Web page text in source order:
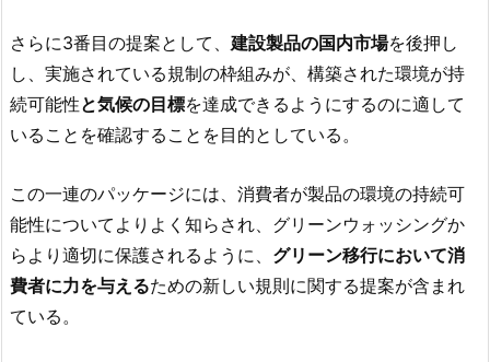
さらに3番目の提案として、 建設製品の国内市場を後押し
し、実施されている規制の枠組みが、構築された環境が持
続可能性と気候の目標を達成できるようにするのに適して
いることを確認することを目的としている。
この一連のパッケージには、消費者が製品の環境の持続可
能性についてよりよく知らされ、グリーンウォッシングか
らより適切に保護されるように、 グリーン移行において消
費者に力を与えるための新しい規則に関する提案が含まれ
ている。